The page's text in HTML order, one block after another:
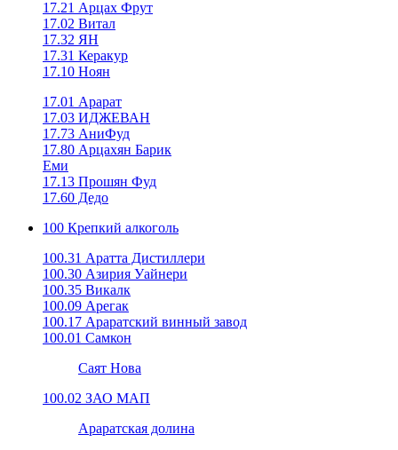
17.21 Арцах Фрут
17.02 Витал
17.32 ЯН
17.31 Керакур
17.10 Ноян
17.01 Арарат
17.03 ИДЖЕВАН
17.73 АниФуд
17.80 Арцахян Барик
Еми
17.13 Прошян Фуд
17.60 Дедо
100 Крепкий алкоголь
100.31 Аратта Дистиллери
100.30 Азирия Уайнери
100.35 Викалк
100.09 Арегак
100.17 Араратский винный завод
100.01 Самкон
Саят Нова
100.02 ЗАО МАП
Араратская долина